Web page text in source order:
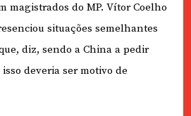
magistrados do MP. Vítor Coelho
situações semelhantes
diz, sendo a China a pedir
deveria ser motivo de